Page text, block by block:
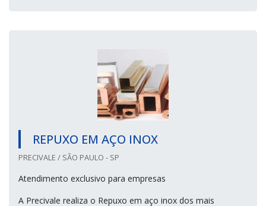
REPUXO EM AÇO INOX
PRECIVALE / SÃO PAULO - SP
Atendimento exclusivo para empresas
A Precivale realiza o Repuxo em aço inox dos mais